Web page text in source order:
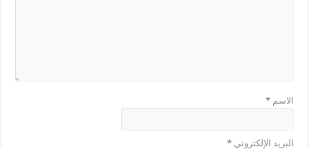
الاسم*
البريد الإلكتروني*